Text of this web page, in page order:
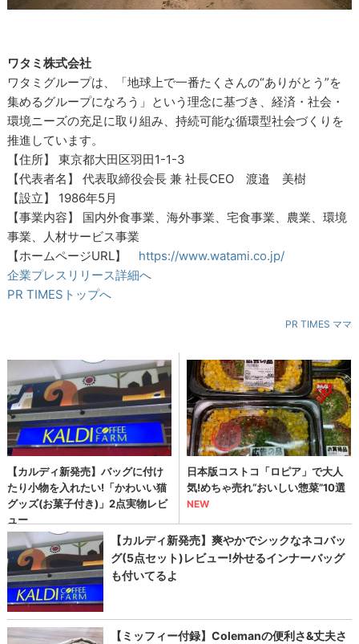
ワタミ株式会社
ワタミグループは、「地球上で一番たくさんの“ありがとう”を
集めるグループになろう」という理念に基づき、経済・社会・
環境ニーズの充足に取り組み、持続可能な循環型社会づくりを
推進しています。
【住所】 東京都大田区羽田1-1-3
【代表者名】 代表取締役会長 兼 社長CEO 渡邉 美樹
【設立】 1986年5月
【事業内容】 国内外食事業、海外事業、宅食事業、農業、環境
事業、人材サービス事業
【ホームページURL】 https://www.watami.co.jp/
企業プレスリリース詳細へ
PR TIMESトップへ
PR TIMES ママ